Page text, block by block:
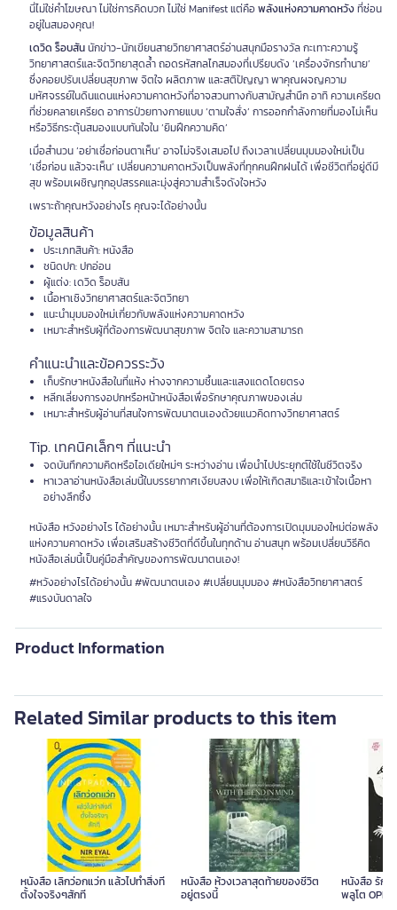
นี่ไม่ใช่คำโฆษณา ไม่ใช่การคิดบวก ไม่ใช่ Manifest แต่คือพลังแห่งความคาดหวังที่ซ่อน
อยู่ในสมองคุณ!
เดวิด ร็อบสันนักข่าว-นักเขียนสายวิทยาศาสตร์อ่านสนุกมือรางวัล กะเทาะความรู้
วิทยาศาสตร์และจิตวิทยาสุดล้ำ ถอดรหัสกลไกสมองที่เปรียบดัง ‘เครื่องจักรทำนาย’
ซึ่งคอยปรับเปลี่ยนสุขภาพ จิตใจ ผลิตภาพ และสติปัญญา พาคุณผจญความ
มหัศจรรย์ในดินแดนแห่งความคาดหวังที่อาจสวนทางกับสามัญสำนึก อาทิ ความเครียด
ที่ช่วยคลายเครียด อาการป่วยทางกายแบบ ‘ตามใจสั่ง’ การออกกำลังกายที่มองไม่เห็น
หรือวิธีกระตุ้นสมองแบบทันใจใน ‘ยิมฝึกความคิด’
เมื่อสำนวน ‘อย่าเชื่อก่อนตาเห็น’ อาจไม่จริงเสมอไป ถึงเวลาเปลี่ยนมุมมองใหม่เป็น
‘เชื่อก่อน แล้วจะเห็น’ เปลี่ยนความคาดหวังเป็นพลังที่ทุกคนฝึกฝนได้ เพื่อชีวิตที่อยู่ดีมี
สุข พร้อมเผชิญทุกอุปสรรคและมุ่งสู่ความสำเร็จดังใจหวัง
เพราะถ้าคุณหวังอย่างไร คุณจะได้อย่างนั้น
ข้อมูลสินค้า
ประเภทสินค้า: หนังสือ
ชนิดปก: ปกอ่อน
ผู้แต่ง: เดวิด ร็อบสัน
เนื้อหาเชิงวิทยาศาสตร์และจิตวิทยา
แนะนำมุมมองใหม่เกี่ยวกับพลังแห่งความคาดหวัง
เหมาะสำหรับผู้ที่ต้องการพัฒนาสุขภาพ จิตใจ และความสามารถ
คำแนะนำและข้อควรระวัง
เก็บรักษาหนังสือในที่แห้ง ห่างจากความชื้นและแสงแดดโดยตรง
หลีกเลี่ยงการงอปกหรือหน้าหนังสือเพื่อรักษาคุณภาพของเล่ม
เหมาะสำหรับผู้อ่านที่สนใจการพัฒนาตนเองด้วยแนวคิดทางวิทยาศาสตร์
Tip. เทคนิคเล็กๆ ที่แนะนำ
จดบันทึกความคิดหรือไอเดียใหม่ๆ ระหว่างอ่าน เพื่อนำไปประยุกต์ใช้ในชีวิตจริง
หาเวลาอ่านหนังสือเล่มนี้ในบรรยากาศเงียบสงบ เพื่อให้เกิดสมาธิและเข้าใจเนื้อหา
อย่างลึกซึ้ง
หนังสือ หวังอย่างไร ได้อย่างนั้น เหมาะสำหรับผู้อ่านที่ต้องการเปิดมุมมองใหม่ต่อพลัง
แห่งความคาดหวัง เพื่อเสริมสร้างชีวิตที่ดีขึ้นในทุกด้าน อ่านสนุก พร้อมเปลี่ยนวิธีคิด
หนังสือเล่มนี้เป็นคู่มือสำคัญของการพัฒนาตนเอง!
#หวังอย่างไรได้อย่างนั้น #พัฒนาตนเอง #เปลี่ยนมุมมอง #หนังสือวิทยาศาสตร์
#แรงบันดาลใจ
Product Information
Related Similar products to this item
หนังสือ เลิกว่อกแว่ก แล้วไปทำสิ่งที่
ตั้งใจจริงๆสักที
หนังสือ ห้วงเวลาสุดท้ายของชีวิต
อยู่ตรงนี้
หนังสือ รักตั
พลูโต